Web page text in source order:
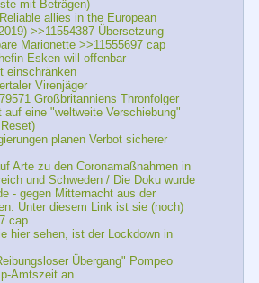
mit Beträgen)
allies in the European
>>11554387 Übersetzung
Marionette >>11555697 cap
Esken will offenbar
einschränken
Virenjäger
Großbritanniens Thronfolger
auf eine "weltweite Verschiebung"
planen Verbot sicherer
Arte zu den Coronamaßnahmen in
und Schweden / Die Doku wurde
- gegen Mitternacht aus der
Unter diesem Link ist sie (noch)
cap
hier sehen, ist der Lockdown in
Übergang" Pompeo
Amtszeit an